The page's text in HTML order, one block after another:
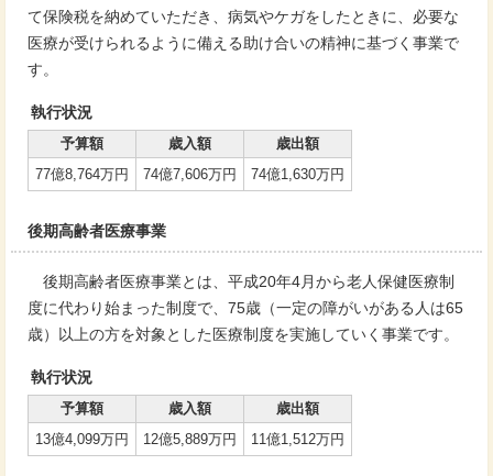
て保険税を納めていただき、病気やケガをしたときに、必要な
医療が受けられるように備える助け合いの精神に基づく事業で
す。
執行状況
予算額
歳入額
歳出額
77億8,764万円
74億7,606万円 74億1,630万円
後期高齢者医療事業
後期高齢者医療事業とは、平成20年4月から老人保健医療制
度に代わり始まった制度で、75歳（一定の障がいがある人は65
歳）以上の方を対象とした医療制度を実施していく事業です。
執行状況
予算額
歳入額
歳出額
13億4,099万円
12億5,889万円 11億1,512万円